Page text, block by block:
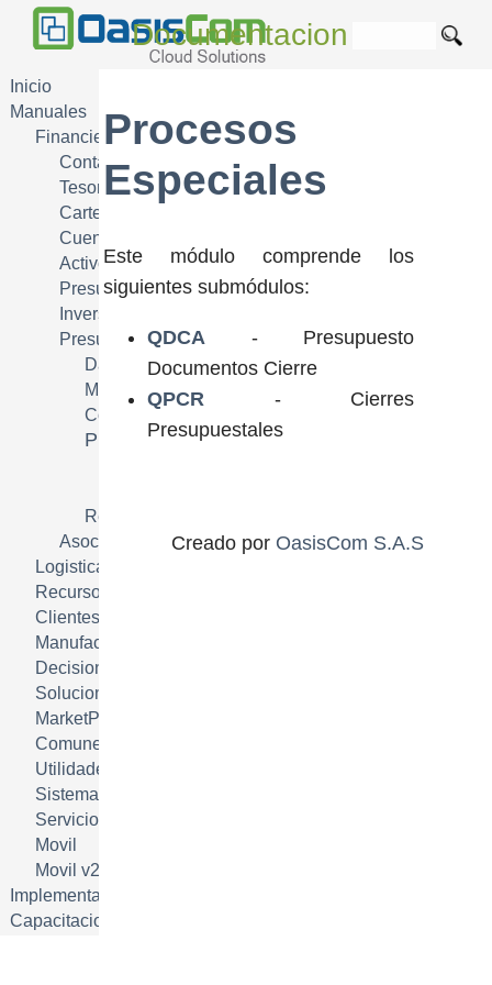
Documentacion
Inicio
Manuales
Financiera FIN
Contabilidad
Tesoreria
Cartera
Cuentas por Pagar
Activos Fijos
Presupuesto
Inversiones
Presupuesto Oficial
Datos Basicos
Movimientos
Consultas
Procesos Especiales
Reportes
Asociados
Logistica SCM
Recursos Humanos HRM
Clientes CRM
Manufactura MRP
Decisiones DSS
Soluciones Industria
MarketPlace
Comunes
Utilidades
Sistema
Servicios Electrónicos
Movil
Movil v2
Implementación
Capacitacion
Procesos
Especiales
Este módulo comprende los
siguientes submódulos:
QDCA - Presupuesto
Documentos Cierre
QPCR - Cierres
Presupuestales
Creado por OasisCom S.A.S